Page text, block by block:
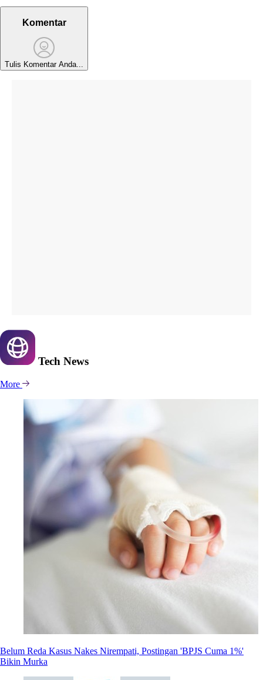
Komentar
Tulis Komentar Anda...
Tech News
More
Belum Reda Kasus Nakes Nirempati, Postingan 'BPJS Cuma 1%'
Bikin Murka